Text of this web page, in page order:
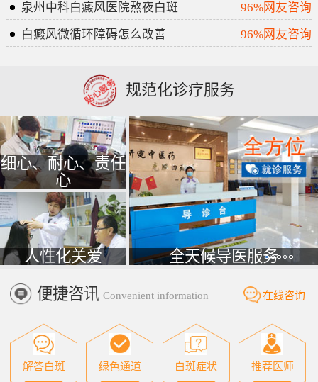
泉州中科白癜风医院熬夜白斑
96%网友咨询
白癜风微循环障碍怎么改善
96%网友咨询
规范化诊疗服务
细心、耐心、责任
心
人性化关爱 全天候导医服务
便捷咨讯 Convenient information 在线咨询
解答白斑 绿色通道 白斑症状 推荐医师